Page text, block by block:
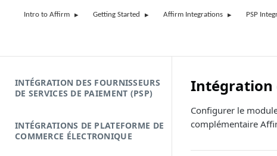
Intro to Affirm Getting Started Affirm Integrations PSP
INTÉGRATION DES FOURNISSEURS
DE SERVICES DE PAIEMENT (PSP)
INTÉGRATIONS DE PLATEFORME DE
COMMERCE ÉLECTRONIQUE
Intégration
Configurer le
complémentaire